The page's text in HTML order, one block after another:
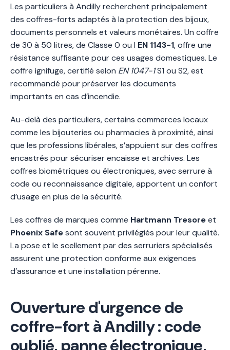
Les particuliers à Andilly recherchent principalement
des coffres-forts adaptés à la protection des bijoux,
documents personnels et valeurs monétaires. Un coffre
de 30 à 50 litres, de Classe 0 ou I EN 1143-1, offre une
résistance suffisante pour ces usages domestiques. Le
coffre ignifuge, certifié selon EN 1047-1S1 ou S2, est
recommandé pour préserver les documents
importants en cas d’incendie.
Au-delà des particuliers, certains commerces locaux
comme les bijouteries ou pharmacies à proximité, ainsi
que les professions libérales, s’appuient sur des coffres
encastrés pour sécuriser encaisse et archives. Les
coffres biométriques ou électroniques, avec serrure à
code ou reconnaissance digitale, apportent un confort
d’usage en plus de la sécurité.
Les coffres de marques comme Hartmann Tresoreet
Phoenix Safesont souvent privilégiés pour leur qualité.
La pose et le scellement par des serruriers spécialisés
assurent une protection conforme aux exigences
d’assurance et une installation pérenne.
Ouverture d'urgence de
coffre-fort à Andilly : code
oublié, panne électronique,